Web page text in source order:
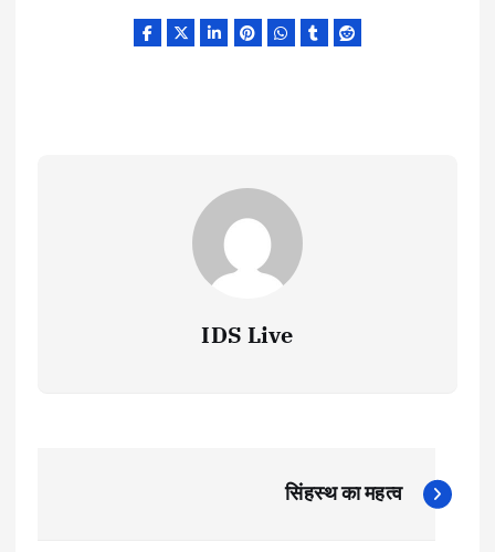
IDS Live
सिंहस्थ का महत्व